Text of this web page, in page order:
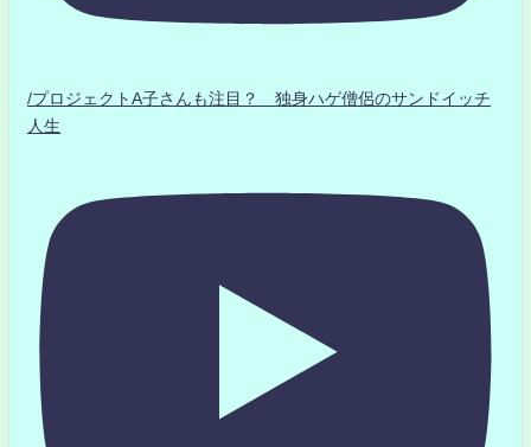
/プロジェクトA子さんも注目？ 独身ハゲ僧侶のサンドイッチ
人生